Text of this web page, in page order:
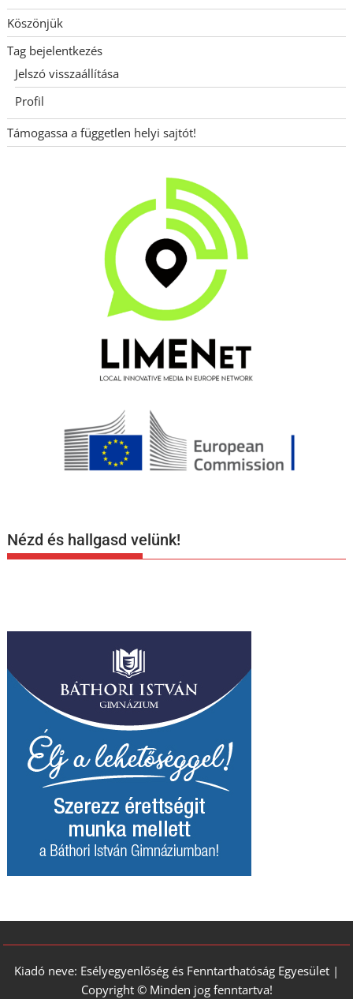
Köszönjük
Tag bejelentkezés
Jelszó visszaállítása
Profil
Támogassa a független helyi sajtót!
Nézd és hallgasd velünk!
Kiadó neve: Esélyegyenlőség és Fenntarthatóság Egyesület |
Copyright © Minden jog fenntartva!